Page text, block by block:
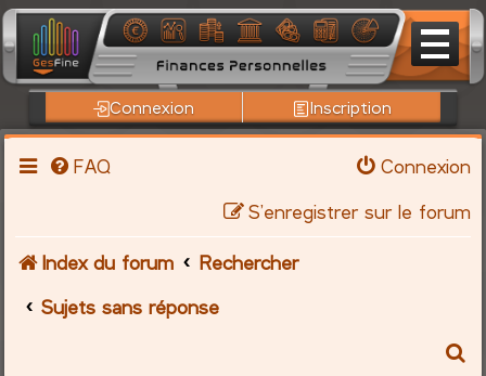
Connexion Inscription
FAQ
Connexion
S’enregistrer sur le forum
Index du forum
Rechercher
Sujets sans réponse